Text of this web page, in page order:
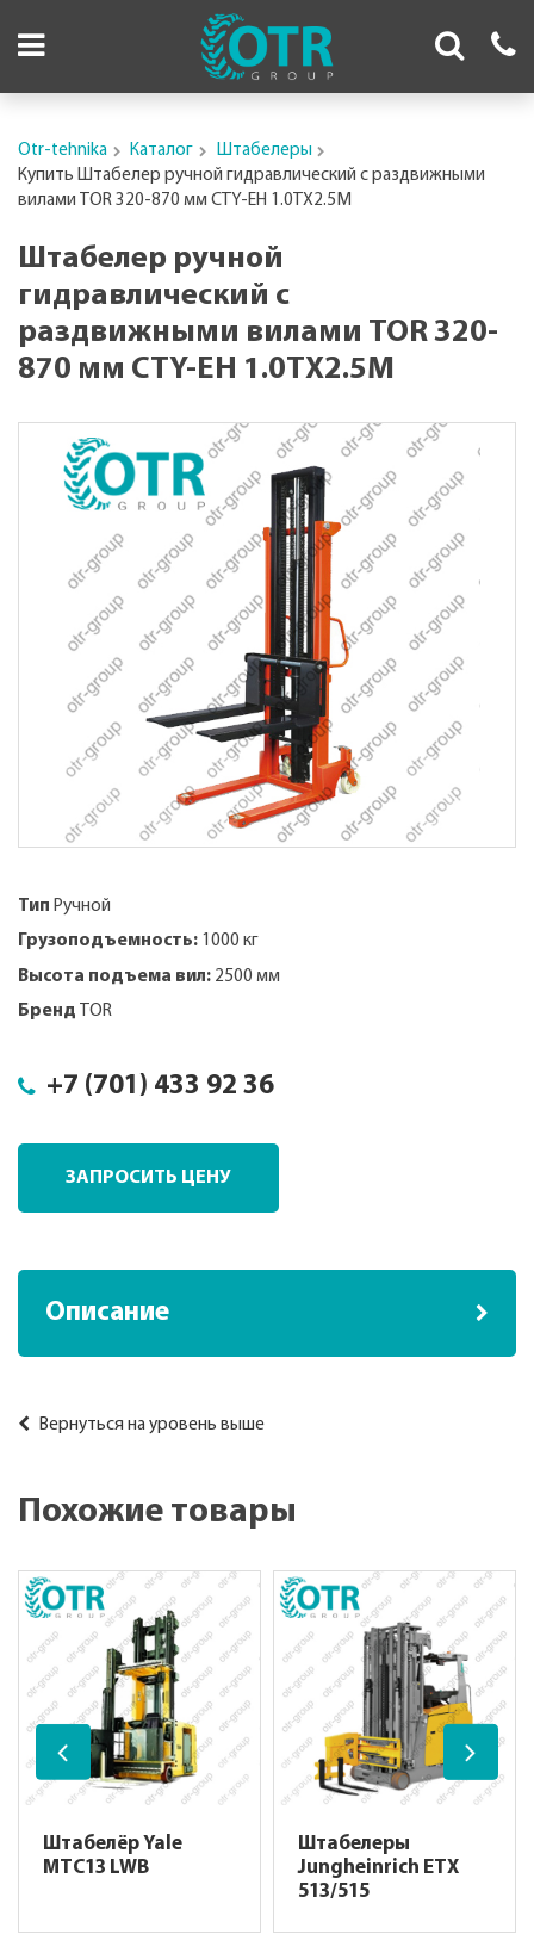
Otr-tehnika Каталог
Штабелеры
Купить Штабелер ручной гидравлический с раздвижными
вилами TOR 320-870 мм CTY-EH 1.0TX2.5M
Штабелер ручной
гидравлический с
раздвижными вилами TOR 320-
870 мм CTY-EH 1.0TX2.5M
Тип Ручной
Грузоподъемность: 1000 кг
Высота подъема вил: 2500 мм
Бренд
TOR
+7 (701) 433 92 36
ЗАПРОСИТЬ ЦЕНУ
Описание
Вернуться на уровень выше
Похожие товары
Штабелёр Yale
MTC13 LWB
Штабелеры
Jungheinrich ETX
513/515